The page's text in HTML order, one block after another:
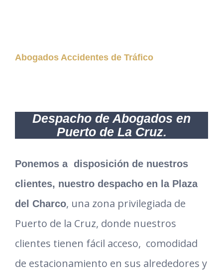
Abogados Accidentes de Tráfico
Despacho de Abogados en
Puerto de La Cruz.
Ponemos a disposición de nuestros
clientes, nuestro despacho en la Plaza
del Charco, una zona privilegiada de
Puerto de la Cruz, donde nuestros
clientes tienen fácil acceso, comodidad
de estacionamiento en sus alrededores y